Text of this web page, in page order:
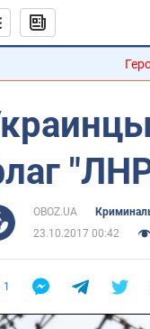
OBOZ.UA
23.10.2017 00:42
1